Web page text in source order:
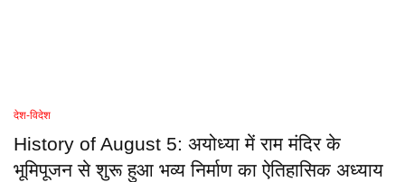
देश-विदेश
History of August 5: अयोध्या में राम मंदिर के
भूमिपूजन से शुरू हुआ भव्य निर्माण का ऐतिहासिक अध्याय